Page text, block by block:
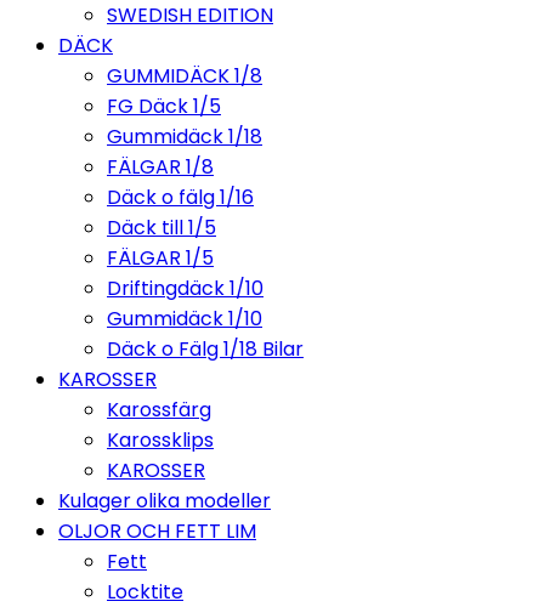
SWEDISH EDITION
DÄCK
GUMMIDÄCK 1/8
FG Däck 1/5
Gummidäck 1/18
FÄLGAR 1/8
Däck o fälg 1/16
Däck till 1/5
FÄLGAR 1/5
Driftingdäck 1/10
Gummidäck 1/10
Däck o Fälg 1/18 Bilar
KAROSSER
Karossfärg
Karossklips
KAROSSER
Kulager olika modeller
OLJOR OCH FETT LIM
Fett
Locktite